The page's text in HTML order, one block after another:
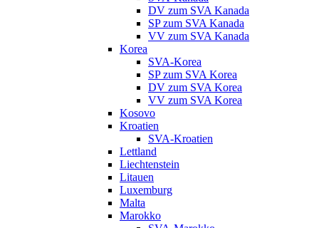
DV zum SVA Kanada
SP zum SVA Kanada
VV zum SVA Kanada
Korea
SVA-Korea
SP zum SVA Korea
DV zum SVA Korea
VV zum SVA Korea
Kosovo
Kroatien
SVA-Kroatien
Lettland
Liechtenstein
Litauen
Luxemburg
Malta
Marokko